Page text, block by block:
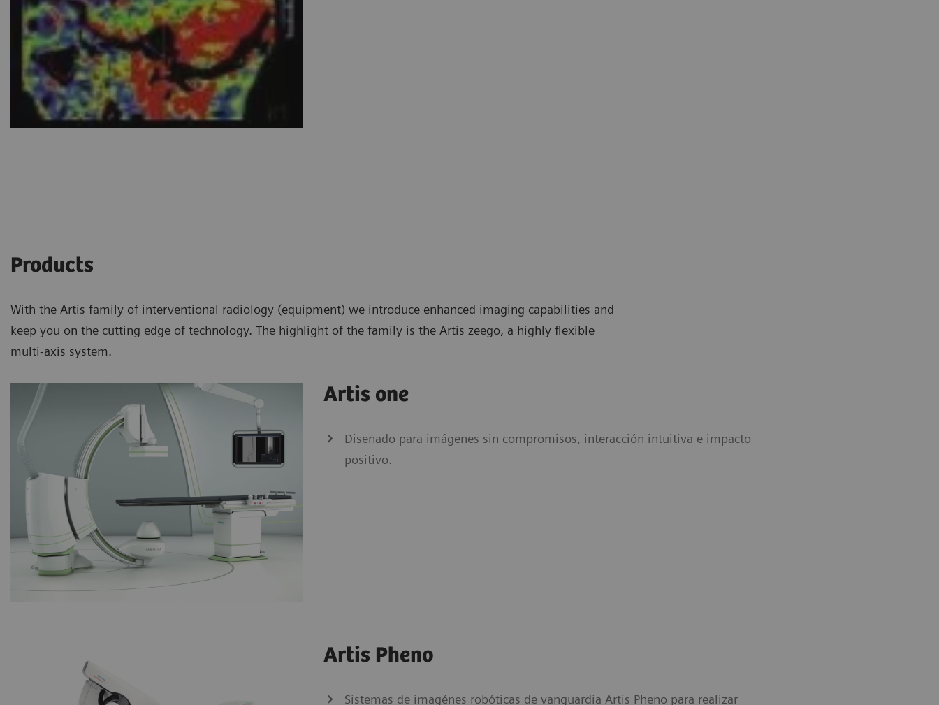
Products
With the Artis family of interventional radiology (equipment) we introduce enhanced imaging capabilities and
keep you on the cutting edge of technology. The highlight of the family is the Artis zeego, a highly flexible
multi-axis system.
Artis one
Diseñado para imágenes sin compromisos, interacción intuitiva e impacto
positivo.
Artis Pheno
Sistemas de imagénes robóticas de vanguardia Artis Pheno para realizar